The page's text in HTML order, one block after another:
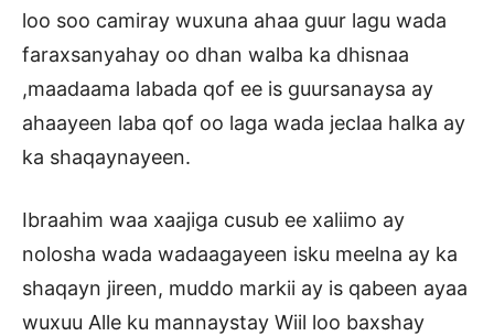
loo soo camiray wuxuna ahaa guur lagu wada
faraxsanyahay oo dhan walba ka dhisnaa
,maadaama labada qof ee is guursanaysa ay
ahaayeen laba qof oo laga wada jeclaa halka ay
ka shaqaynayeen.
Ibraahim waa xaajiga cusub ee xaliimo ay
nolosha wada wadaagayeen isku meelna ay ka
shaqayn jireen, muddo markii ay is qabeen ayaa
wuxuu Alle ku mannaystay Wiil loo baxshay